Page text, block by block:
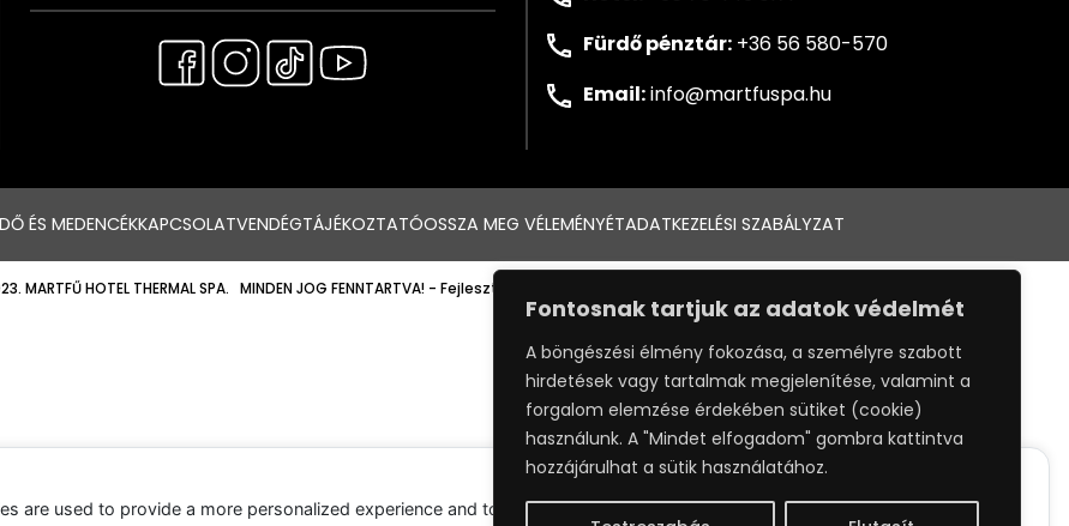
Fontosnak tartjuk az adatok védelmét
A böngészési élmény fokozása, a személyre szabott
hirdetések vagy tartalmak megjelenítése, valamint a
forgalom elemzése érdekében sütiket (cookie)
használunk. A "Mindet elfogadom" gombra kattintva
hozzájárulhat a sütik használatához.
Fürdő pénztár: +36 56 580-570
Email:info@martfuspa.hu
ÉS MEDENCÉKKAPCSOLATVENDÉGTÁJÉKOZTATÓOSSZA MEG VÉLEMÉNYÉTADATKEZELÉSI SZABÁLYZAT
MARTFŰ HOTEL THERMAL SPA. MINDEN JOG FENNTARTVA! - Fejlesztette:
are used to provide a more personalized experience and to track your whereabouts around